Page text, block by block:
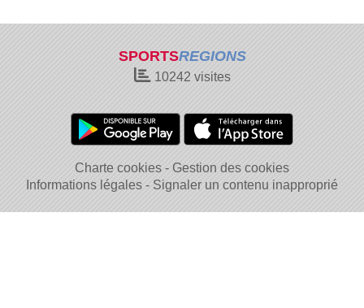
SPORTSREGIONS
10242 visites
Charte cookies
Gestion des cookies
Informations légales
Signaler un contenu inapproprié